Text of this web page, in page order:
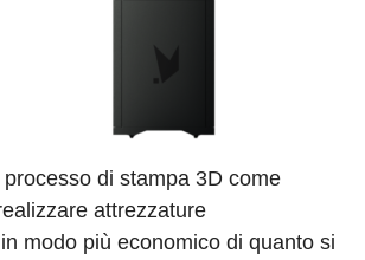
di stampa 3D come
attrezzature
modo più economico di quanto si